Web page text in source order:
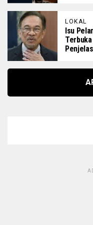
LOKAL
Isu